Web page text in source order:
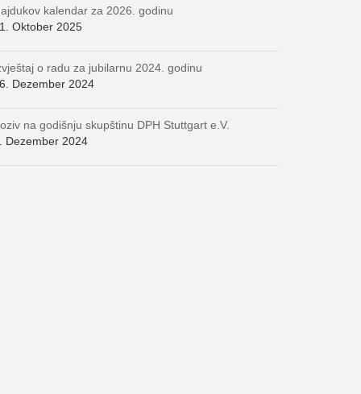
kalendar za 2026. godinu
Oktober 2025
o radu za jubilarnu 2024. godinu
Dezember 2024
na godišnju skupštinu DPH Stuttgart e.V.
Dezember 2024